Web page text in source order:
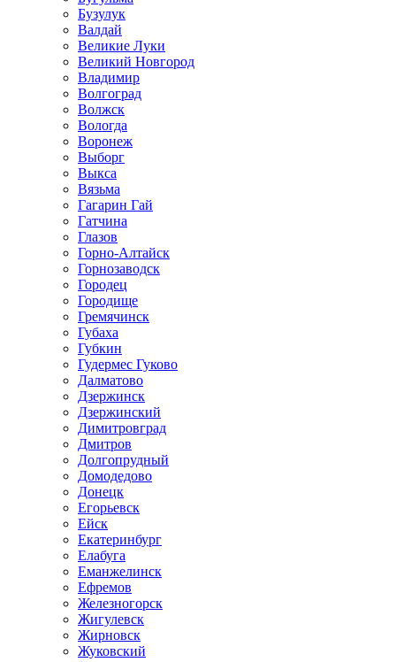
Бузулук
Валдай
Великие Луки
Великий Новгород
Владимир
Волгоград
Волжск
Вологда
Воронеж
Выборг
Выкса
Вязьма
Гагарин Гай
Гатчина
Глазов
Горно-Алтайск
Горнозаводск
Городец
Городище
Гремячинск
Губаха
Губкин
Гудермес Гуково
Далматово
Дзержинск
Дзержинский
Димитровград
Дмитров
Долгопрудный
Домодедово
Донецк
Егорьевск
Ейск
Екатеринбург
Елабуга
Еманжелинск
Ефремов
Железногорск
Жигулевск
Жирновск
Жуковский